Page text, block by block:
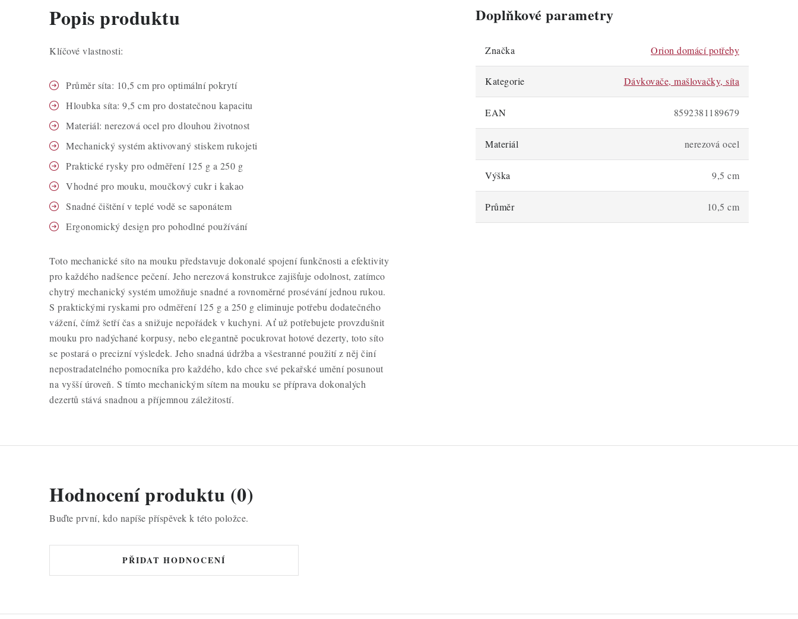
Popis produktu
Klíčové vlastnosti:
Průměr síta: 10,5 cm pro optimální pokrytí
Hloubka síta: 9,5 cm pro dostatečnou kapacitu
Materiál: nerezová ocel pro dlouhou životnost
Mechanický systém aktivovaný stiskem rukojeti
Praktické rysky pro odměření 125 g a 250 g
Vhodné pro mouku, moučkový cukr i kakao
Snadné čištění v teplé vodě se saponátem
Ergonomický design pro pohodlné používání
Toto mechanické síto na mouku představuje dokonalé spojení funkčnosti a efektivity
pro každého nadšence pečení. Jeho nerezová konstrukce zajišťuje odolnost, zatímco
chytrý mechanický systém umožňuje snadné a rovnoměrné prosévání jednou rukou.
S praktickými ryskami pro odměření 125 g a 250 g eliminuje potřebu dodatečného
vážení, čímž šetří čas a snižuje nepořádek v kuchyni. Ať už potřebujete provzdušnit
mouku pro nadýchané korpusy, nebo elegantně pocukrovat hotové dezerty, toto síto
se postará o precizní výsledek. Jeho snadná údržba a všestranné použití z něj činí
nepostradatelného pomocníka pro každého, kdo chce své pekařské umění posunout
na vyšší úroveň. S tímto mechanickým sítem na mouku se příprava dokonalých
dezertů stává snadnou a příjemnou záležitostí.
Doplňkové parametry
Značka Orion domácí potřeby
Kategorie Dávkovače, mašlovačky, síta
EAN 8592381189679
Materiál nerezová ocel
Výška 9,5 cm
Průměr 10,5 cm
Hodnocení produktu (0)
Buďte první, kdo napíše příspěvek k této položce.
PŘIDAT HODNOCENÍ